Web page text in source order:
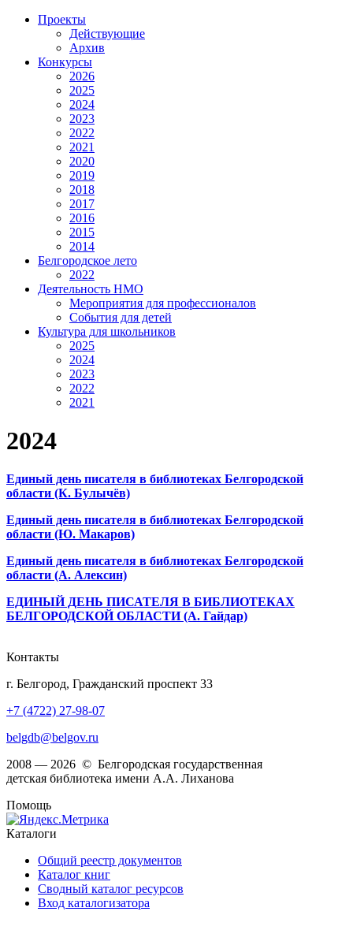
Проекты
Действующие
Архив
Конкурсы
2026
2025
2024
2023
2022
2021
2020
2019
2018
2017
2016
2015
2014
Белгородское лето
2022
Деятельность НМО
Мероприятия для профессионалов
События для детей
Культура для школьников
2025
2024
2023
2022
2021
2024
Единый день писателя в библиотеках Белгородской
области (К. Булычёв)
Единый день писателя в библиотеках Белгородской
области (Ю. Макаров)
Единый день писателя в библиотеках Белгородской
области (А. Алексин)
ЕДИНЫЙ ДЕНЬ ПИСАТЕЛЯ В БИБЛИОТЕКАХ
БЕЛГОРОДСКОЙ ОБЛАСТИ (А. Гайдар)
Контакты
г. Белгород, Гражданский проспект 33
+7 (4722) 27-98-07
belgdb@belgov.ru
2008 — 2026 © Белгородская государственная
детская библиотека имени А.А. Лиханова
Помощь
Каталоги
Общий реестр документов
Каталог книг
Сводный каталог ресурсов
Вход каталогизатора